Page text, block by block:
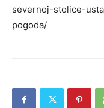
severnoj-stolice-
pogoda/